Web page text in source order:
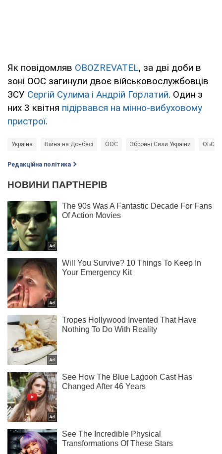
Як повідомляв OBOZREVATEL, за дві доби в
зоні ООС загинули двоє військовослужбовців
ЗСУ Сергій Сулима і Андрій Горлатий. Один з
них 3 квітня підірвався на мінно-вибуховому
пристрої.
Україна Війна на Донбасі ООС Збройні Сили України ОБСЄ
Редакційна політика